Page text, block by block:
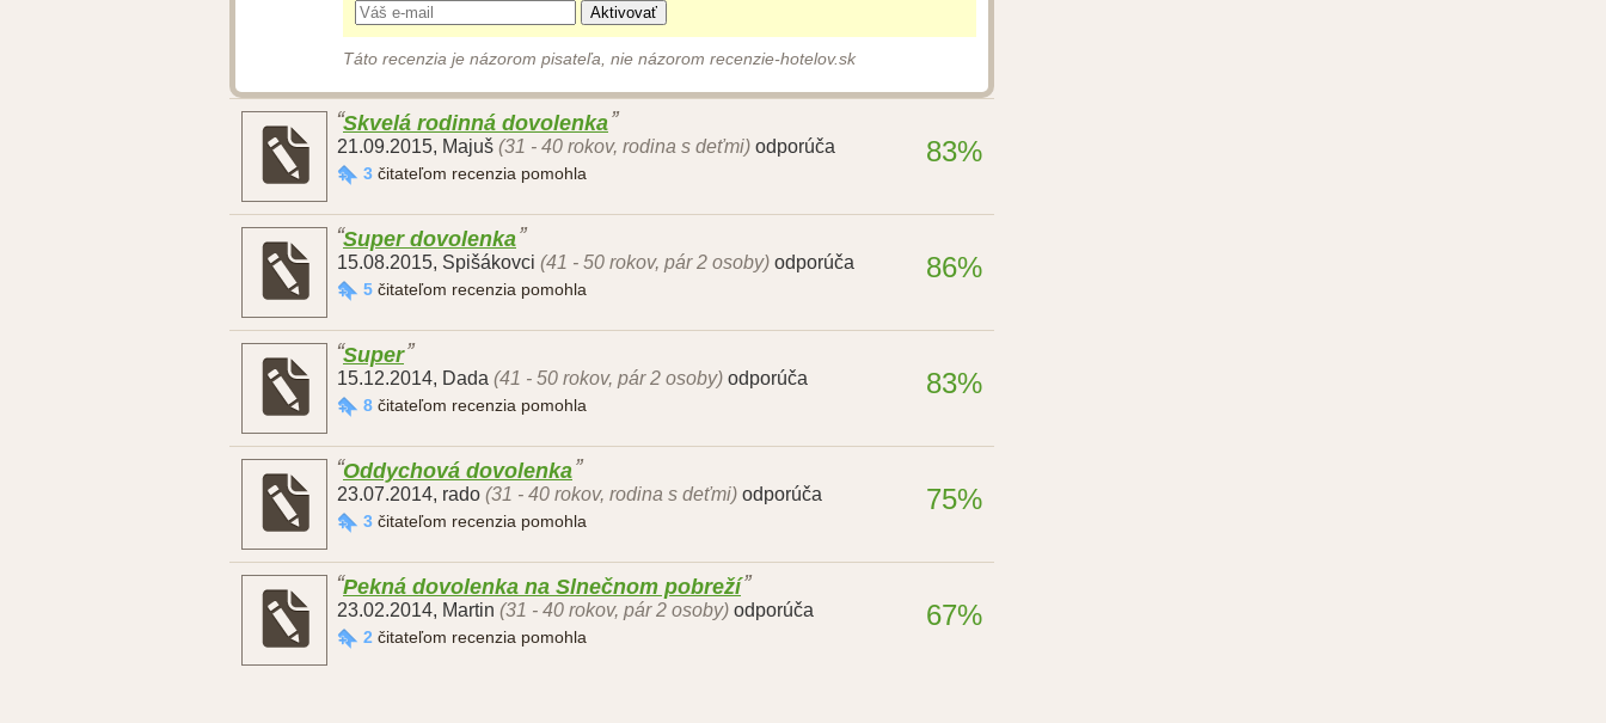
Aktivovať
Táto recenzia je názorom pisateľa, nie názorom recenzie-hotelov.sk
Skvelá rodinná dovolenka
21.09.2015, Majuš (31 - 40 rokov, rodina s deťmi) odporúča
3 čitateľom recenzia pomohla
83%
Super dovolenka
15.08.2015, Spišákovci (41 - 50 rokov, pár 2 osoby) odporúča
5 čitateľom recenzia pomohla
86%
Super
15.12.2014, Dada (41 - 50 rokov, pár 2 osoby) odporúča
8 čitateľom recenzia pomohla
83%
Oddychová dovolenka
23.07.2014, rado (31 - 40 rokov, rodina s deťmi) odporúča
3 čitateľom recenzia pomohla
75%
Pekná dovolenka na Slnečnom pobreží
23.02.2014, Martin (31 - 40 rokov, pár 2 osoby) odporúča
2 čitateľom recenzia pomohla
67%